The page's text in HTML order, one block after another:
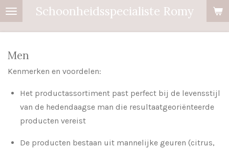
Ga
de
hoofdinhoud
Schoonheidsspecialiste Romy
Men
Kenmerken en voordelen:
Het productassortiment past perfect bij de levensstijl
van de hedendaagse man die resultaatgeoriënteerde
producten vereist
De producten bestaan uit mannelijke geuren (citrus,